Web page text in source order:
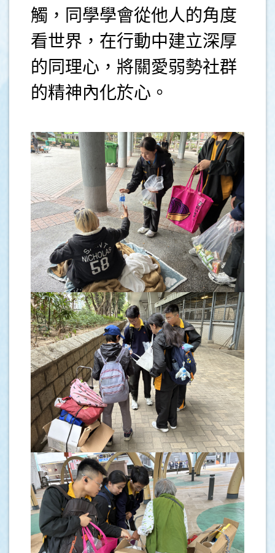
觸，同學學會從他人的角度
看世界，在行動中建立深厚
的同理心，將關愛弱勢社群
的精神內化於心。